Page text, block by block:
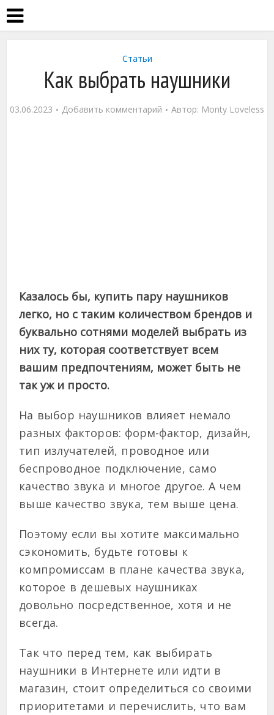
Статьи
Как выбрать наушники
03.06.2023 Добавить комментарий Автор: Monty Loveless
Казалось бы, купить пару наушников
легко, но с таким количеством брендов и
буквально сотнями моделей выбрать из
них ту, которая соответствует всем
вашим предпочтениям, может быть не
так уж и просто.
На выбор наушников влияет немало
разных факторов: форм-фактор, дизайн,
тип излучателей, проводное или
беспроводное подключение, само
качество звука и многое другое. А чем
выше качество звука, тем выше цена.
Поэтому если вы хотите максимально
сэкономить, будьте готовы к
компромиссам в плане качества звука,
которое в дешевых наушниках
довольно посредственное, хотя и не
всегда.
Так что перед тем, как выбирать
наушники в Интернете или идти в
магазин, стоит определиться со своими
приоритетами и перечислить, что вам